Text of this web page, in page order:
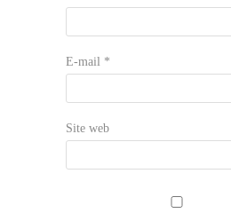
E-mail *
Site web